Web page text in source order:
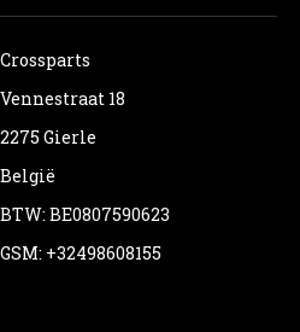
Crossparts
Vennestraat 18
2275 Gierle
België
BTW: BE0807590623
GSM: +32498608155